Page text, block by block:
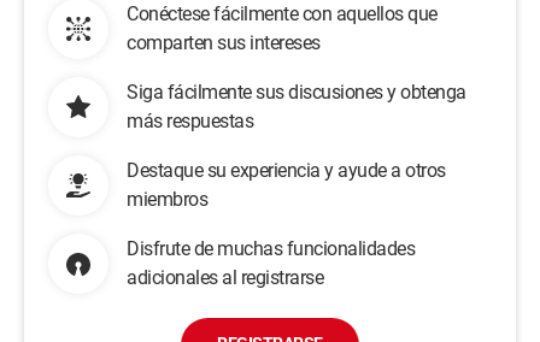
Conéctese fácilmente con aquellos que
comparten sus intereses
Siga fácilmente sus discusiones y obtenga
más respuestas
Destaque su experiencia y ayude a otros
miembros
Disfrute de muchas funcionalidades
adicionales al registrarse